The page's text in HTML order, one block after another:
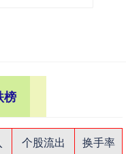
榜
个股流出
换手率